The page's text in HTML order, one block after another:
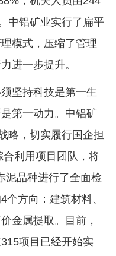
中铝矿业实行了扁平
模式，压缩了管理
进一步提升。
坚持科技是第一生
第一动力。中铝矿
略，切实履行国企担
利用项目团队，将
泥品种进行了全面检
方向：建筑材料、
金属提取。目前，
项目已经开始实